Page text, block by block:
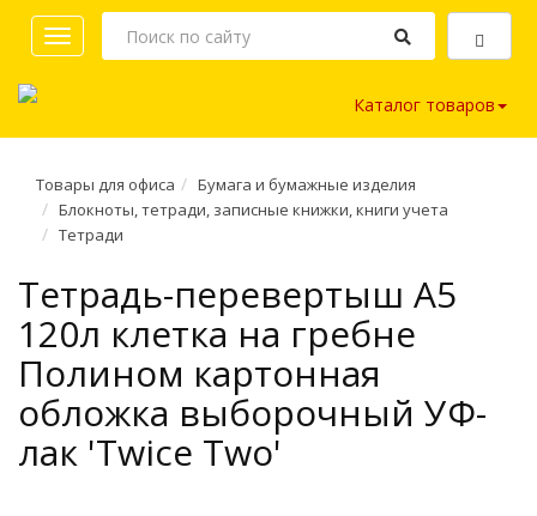
Toggle
navigation
Каталог товаров
Товары для офиса
Бумага и бумажные изделия
Блокноты, тетради, записные книжки, книги учета
Тетради
Тетрадь-перевертыш A5
120л клетка на гребне
Полином картонная
обложка выборочный УФ-
лак 'Twice Two'